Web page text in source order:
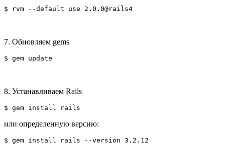
$ rvm --default use 2.0.0@rails4
7. Обновляем gems
$ gem update
8. Устанавливаем Rails
$ gem install rails
или определенную версию: